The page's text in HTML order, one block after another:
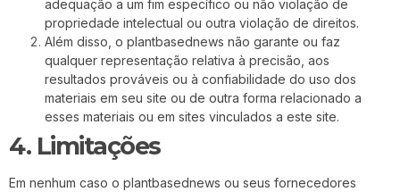
adequação a um fim específico ou não violação de
propriedade intelectual ou outra violação de direitos.
Além disso, o plantbasednews não garante ou faz
qualquer representação relativa à precisão, aos
resultados prováveis ​​ou à confiabilidade do uso dos
materiais em seu site ou de outra forma relacionado a
esses materiais ou em sites vinculados a este site.
4. Limitações
Em nenhum caso o plantbasednews ou seus fornecedores